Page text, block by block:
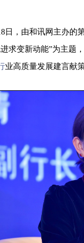
，由和讯网主办的
求变新动能”为主题
业高质量发展建言献